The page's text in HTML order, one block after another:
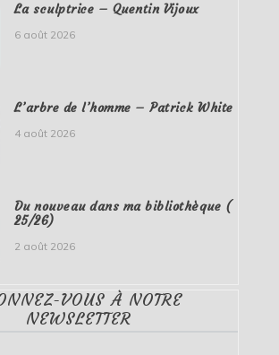
La sculptrice – Quentin Vijoux
6 août 2026
L’arbre de l’homme – Patrick White
4 août 2026
Du nouveau dans ma bibliothèque (
25/26)
2 août 2026
VOUS À NOTRE
NEWSLETTER